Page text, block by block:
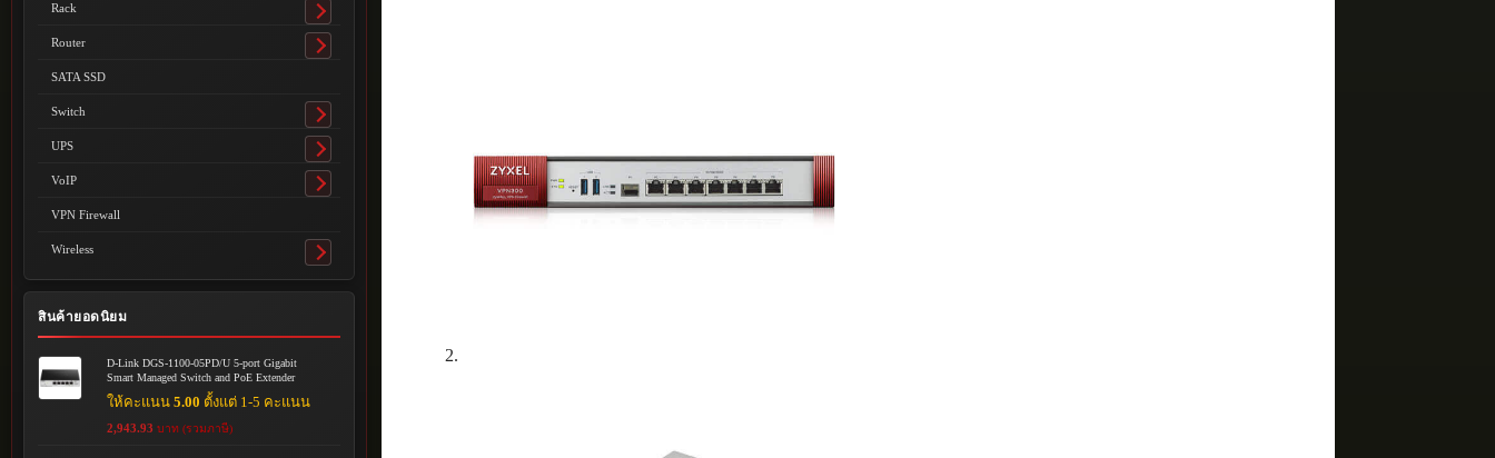
Rack
Toggle
submenu
Router
Toggle
SATA SSD
Switch
Toggle
submenu
UPS
Toggle
submenu
VoIP
Toggle
VPN Firewall
Wireless
Toggle
submenu
สินค้ายอดนิยม
D-Link DGS-1100-05PD/U 5-port Gigabit
Smart Managed Switch and PoE Extender
ให้คะแนน5.00 ตั้งแต่ 1-5 คะแนน
2,943.93 บาท (รวมภาษี)